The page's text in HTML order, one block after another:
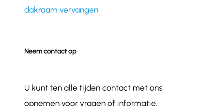
dakraam vervangen
Neem contact op
U kunt ten alle tijden contact met ons
opnemen voor vragen of informatie.